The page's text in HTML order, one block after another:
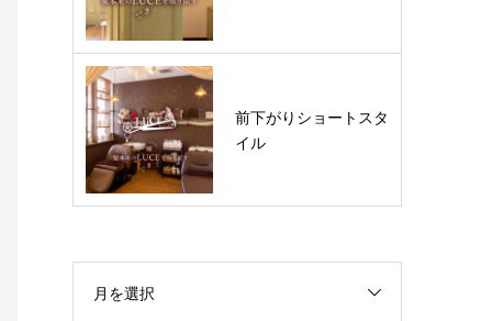
前下がりショートスタ
イル
月を選択